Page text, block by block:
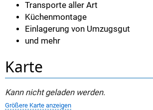
Transporte aller Art
Küchenmontage
Einlagerung von Umzugsgut
und mehr
Karte
Kann nicht geladen werden.
Größere Karte anzeigen